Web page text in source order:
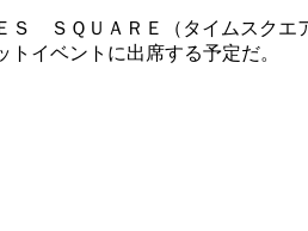
Ｓ ＳＱＵＡＲＥ（タイムスク
ベントに出席する予定だ。